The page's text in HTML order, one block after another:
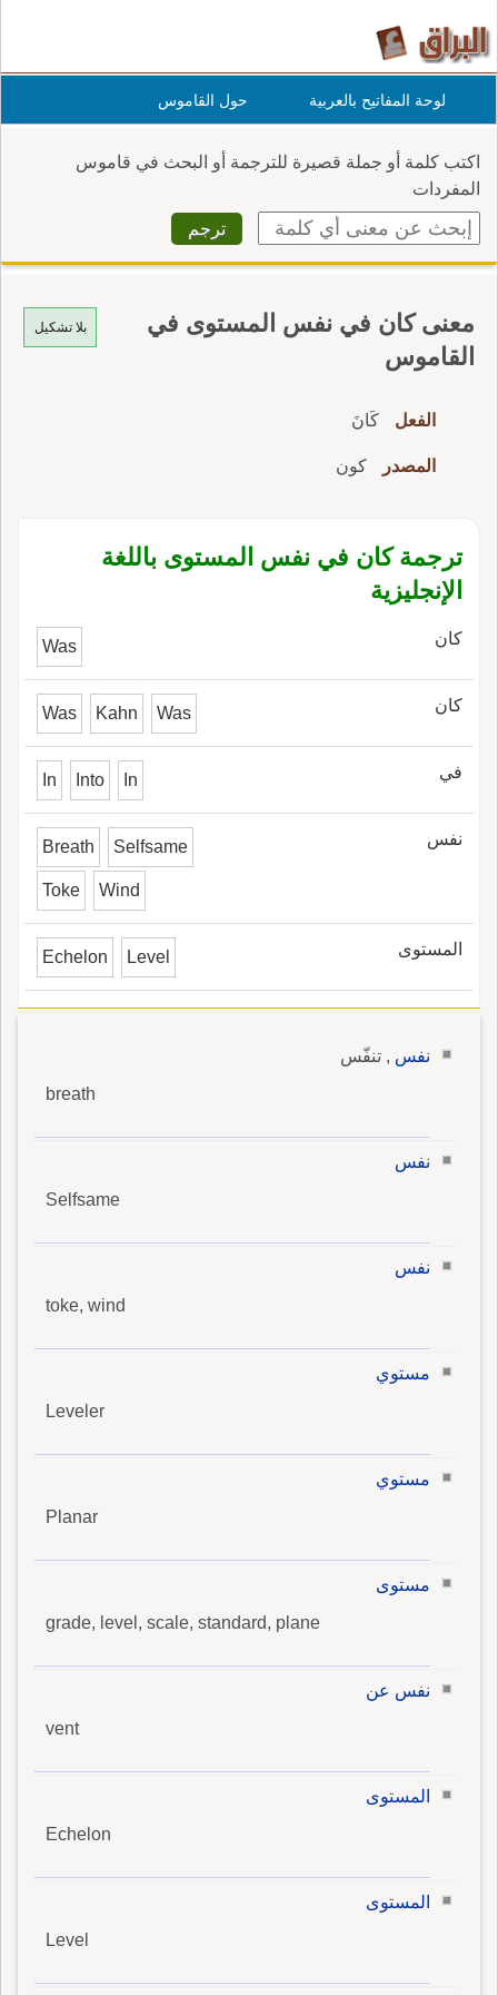
لوحة المفاتيح بالعربية حول القاموس
اكتب كلمة أو جملة قصيرة للترجمة أو البحث في قاموس
المفردات
بلا تشكيل
معنى كان في نفس المستوى في
القاموس
الفعل كَانَ
المصدر كون
ترجمة كان في نفس المستوى باللغة
الإنجليزية
كان Was
كان Was Kahn Was
في In Into In
نفس Breath Selfsame
Toke Wind
المستوى Echelon Level
نفس , تنفّس
breath
نفس
Selfsame
نفس
toke, wind
مستوي
Leveler
مستوي
Planar
مستوى
grade, level, scale, standard, plane
نفس عن
vent
المستوى
Echelon
المستوى
Level